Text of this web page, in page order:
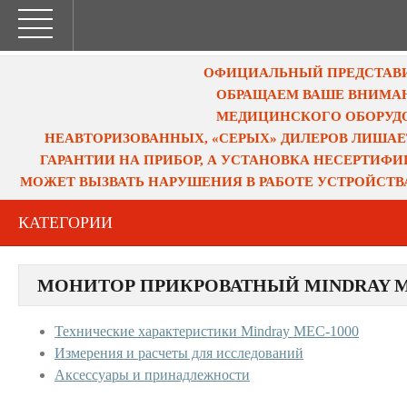
ОФИЦИАЛЬНЫЙ
ОБРАЩАЕМ ВАШЕ
МЕДИЦИНСКОГО
НЕАВТОРИЗОВАННЫХ, «СЕРЫХ» ДИЛЕРОВ
ГАРАНТИИ НА ПРИБОР, А УСТАНОВКА
МОЖЕТ ВЫЗВАТЬ НАРУШЕНИЯ В РАБОТЕ
КАТЕГОРИИ
МОНИТОР ПРИКРОВАТНЫЙ MINDRAY
Технические характеристики Mindray MEC-1000
Измерения и расчеты для исследований
Аксессуары и принадлежности